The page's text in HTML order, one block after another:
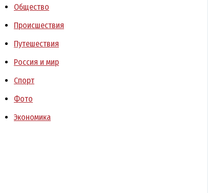
Общество
Происшествия
Путешествия
Россия и мир
Спорт
Фото
Экономика